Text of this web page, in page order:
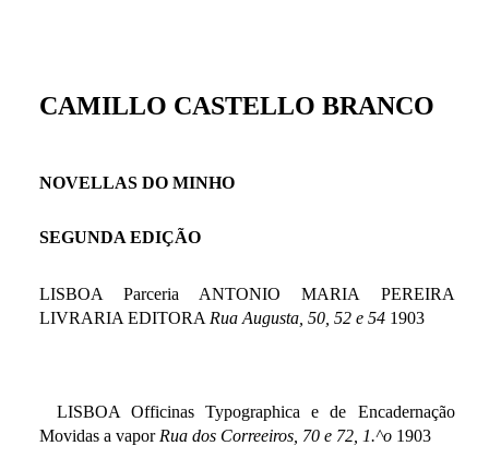
CAMILLO CASTELLO BRANCO
NOVELLAS DO MINHO
SEGUNDA EDIÇÃO
LISBOA Parceria ANTONIO MARIA PEREIRA
LIVRARIA EDITORA Rua Augusta, 50, 52 e 541903
LISBOA Officinas Typographica e de Encadernação
Movidas a vapor Rua dos Correeiros, 70 e 72, 1.^o1903